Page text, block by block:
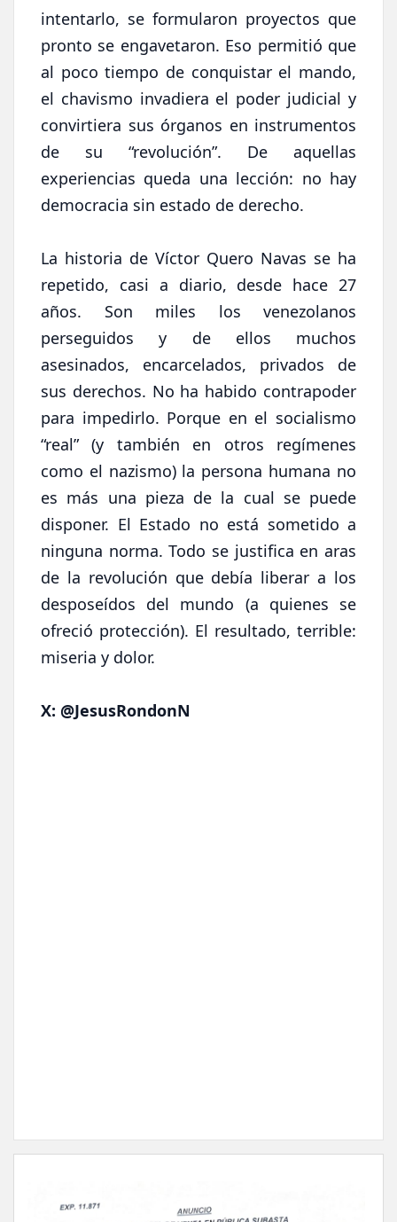
intentarlo, se formularon proyectos que
pronto se engavetaron. Eso permitió que
al poco tiempo de conquistar el mando,
el chavismo invadiera el poder judicial y
convirtiera sus órganos en instrumentos
de su “revolución”. De aquellas
experiencias queda una lección: no hay
democracia sin estado de derecho.
La historia de Víctor Quero Navas se ha
repetido, casi a diario, desde hace 27
años. Son miles los venezolanos
perseguidos y de ellos muchos
asesinados, encarcelados, privados de
sus derechos. No ha habido contrapoder
para impedirlo. Porque en el socialismo
“real” (y también en otros regímenes
como el nazismo) la persona humana no
es más una pieza de la cual se puede
disponer. El Estado no está sometido a
ninguna norma. Todo se justifica en aras
de la revolución que debía liberar a los
desposeídos del mundo (a quienes se
ofreció protección). El resultado, terrible:
miseria y dolor.
X: @JesusRondonN